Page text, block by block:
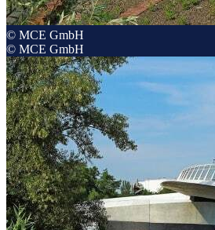
© MCE GmbH
© MCE GmbH